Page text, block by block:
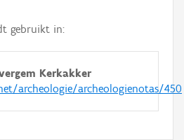
gebruikt in:
Kerkakker
archeologie/archeologienotas/450